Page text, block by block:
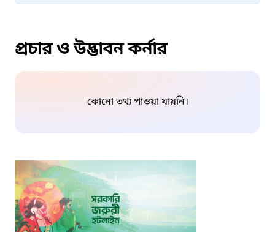
প্রচার ও উদ্ভাবন কর্নার
কোনো তথ্য পাওয়া যায়নি।